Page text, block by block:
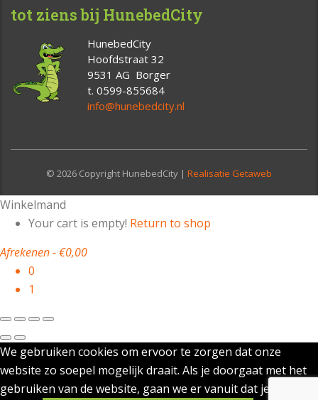
tot ziens bij HunebedCity
HunebedCity
Hoofdstraat 32
9531 AG Borger
t. 0599-855684
info@hunebedcity.nl
© 2026 Copyright HunebedCity | Realisatie Getaweb
Winkelmand
Your cart is empty! Return to shop
Afrekenen-€0,00
0
1
We gebruiken cookies om ervoor te zorgen dat onze
website zo soepel mogelijk draait. Als je doorgaat met het
gebruiken van de website, gaan we er vanuit dat je ermee